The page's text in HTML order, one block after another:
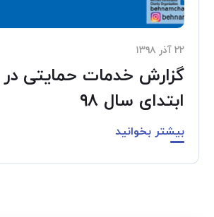
۲۲ آذر ۱۳۹۸
ابتدای سال ۹۸
بیشتر بخوانید